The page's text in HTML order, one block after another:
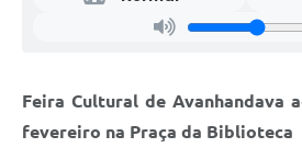
Feira Cultural de Avanhandava
fevereiro na Praça da Biblioteca